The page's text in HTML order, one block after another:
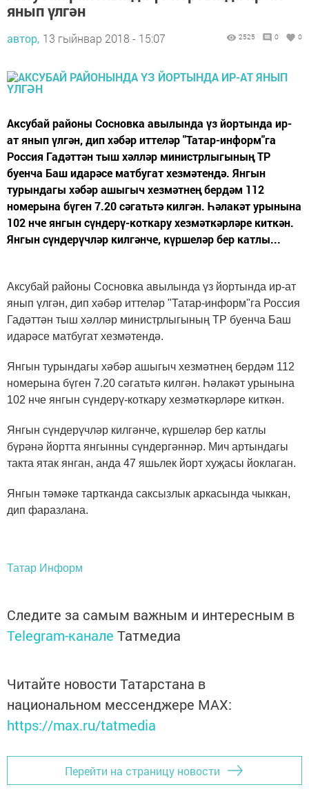
янып үлгән
автор, 13 гыйнвар 2018 - 15:07 2525 0 0
Аксубай районы Сосновка авылында үз йортында ир-
ат янып үлгән, дип хәбәр иттеләр "Татар-информ"га
Россия Гадәттән тыш хәлләр министрлыгының ТР
буенча Баш идарәсе матбугат хезмәтендә. Янгын
турындагы хәбәр ашыгыч хезмәтнең бердәм 112
номерына бүген 7.20 сәгатьтә килгән. Һәлакәт урынына
102 нче янгын сүндерү-коткару хезмәткәрләре киткән.
Янгын сүндерүчләр килгәнче, күршеләр бер катлы...
Аксубай районы Сосновка авылында үз йортында ир-ат
янып үлгән, дип хәбәр иттеләр "Татар-информ"га Россия
Гадәттән тыш хәлләр министрлыгының ТР буенча Баш
идарәсе матбугат хезмәтендә.
Янгын турындагы хәбәр ашыгыч хезмәтнең бердәм 112
номерына бүген 7.20 сәгатьтә килгән. Һәлакәт урынына
102 нче янгын сүндерү-коткару хезмәткәрләре киткән.
Янгын сүндерүчләр килгәнче, күршеләр бер катлы
бүрәнә йортта янгынны сүндергәннәр. Мич артындагы
такта ятак янган, анда 47 яшьлек йорт хуҗасы йоклаган.
Янгын тәмәке тартканда саксызлык аркасында чыккан,
дип фаразлана.
Татар Информ
Следите за самым важным и интересным в
Telegram-канале Татмедиа
Читайте новости Татарстана в
национальном мессенджере MАХ:
https://max.ru/tatmedia
Перейти на страницу новости